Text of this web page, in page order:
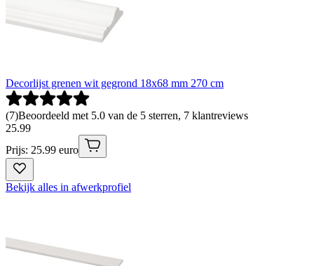
Decorlijst grenen wit gegrond 18x68 mm 270 cm
(7)Beoordeeld met 5.0 van de 5 sterren, 7 klantreviews
25.99
Prijs: 25.99 euro
Bekijk alles in afwerkprofiel